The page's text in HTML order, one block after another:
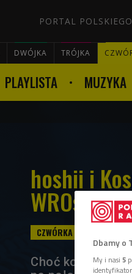
PORTAL
DWÓJKA TRÓJKA
PLAYLISTA MUZYKA
hoshii i
Choć kolejna
Dbamy o
My i nasi 5